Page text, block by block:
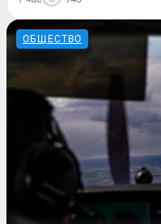
ОБЩЕСТВО